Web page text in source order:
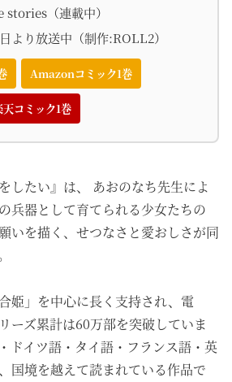
stories（連載中）
より放送中（制作:ROLL2）
Amazonコミック1巻
天コミック1巻
したい』は、 あおのなち先生によ
兵器として育てられる少女たちの
いを描く、せつなさと愛おしさが同
姫」を中心に長く支持され、電
ーズ累計は60万部を突破していま
ドイツ語・タイ語・フランス語・英
国境を越えて読まれている作品で